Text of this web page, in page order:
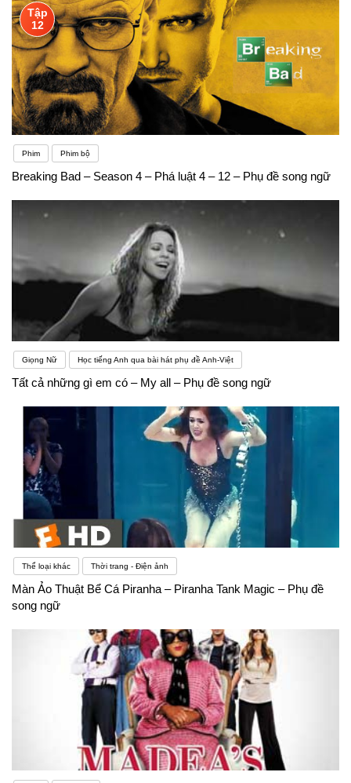
Tập
12
Phim Phim bộ
Breaking Bad – Season 4 – Phá luật 4 – 12 – Phụ đề song ngữ
Giọng Nữ Học tiếng Anh qua bài hát phụ đề Anh-Việt
Tất cả những gì em có – My all – Phụ đề song ngữ
Thể loại khác Thời trang - Điện ảnh
Màn Ảo Thuật Bể Cá Piranha – Piranha Tank Magic – Phụ đề
song ngữ